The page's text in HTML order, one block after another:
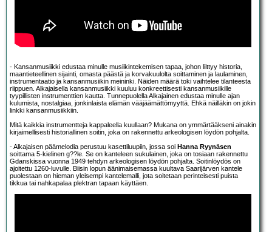
- Kansanmusiikki edustaa minulle musiikintekemisen tapaa, johon liittyy historia,
maantieteellinen sijainti, omasta päästä ja korvakuulolta soittaminen ja laulaminen,
instrumentaatio ja kansanmusiikin meininki. Näiden määrä toki vaihtelee tilanteesta
riippuen. Alkajaisella kansanmusiikki kuuluu konkreettisesti kansanmusiikille
tyypillisten instrumenttien kautta. Tunnepuolella Alkajainen edustaa minulle ajan
kulumista, nostalgiaa, jonkinlaista elämän vääjäämättömyyttä. Ehkä näilläkin on jokin
linkki kansanmusiikkiin.
Mitä kaikkia instrumentteja kappaleella kuullaan? Mukana on ymmärtääkseni ainakin
kirjaimellisesti historiallinen soitin, joka on rakennettu arkeologisen löydön pohjalta.
- Alkajaisen päämelodia perustuu kasettiluupiin, jossa soi Hanna Ryynäsen
soittama 5-kielinen g??le. Se on kanteleen sukulainen, joka on tosiaan rakennettu
Gdanskissa vuonna 1949 tehdyn arkeologisen löydön pohjalta. Soitinlöydös on
ajoitettu 1260-luvulle. Biisin lopun äänimaisemassa kuultava Saarijärven kantele
puolestaan on hieman yleisempi kantelemalli, jota soitetaan perinteisesti puista
tikkua tai nahkapalaa plektran tapaan käyttäen.